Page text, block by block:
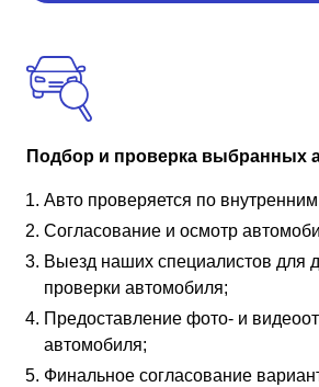
Подбор и проверка выбранных
Авто проверяется по
Согласование и осмотр
Выезд наших специалистов для
проверки автомобиля;
Предоставление фото- и
автомобиля;
Финальное согласование